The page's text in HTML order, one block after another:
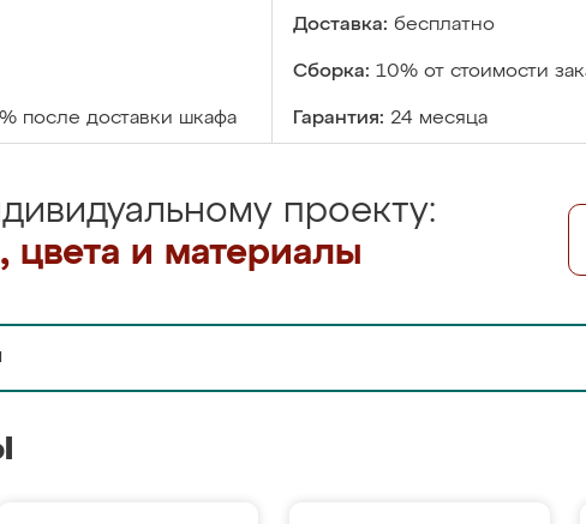
Доставка: бесплатно
Сборка: 10% от стоимости
после доставки шкафа Гарантия: 24 месяца
проекту:
и материалы